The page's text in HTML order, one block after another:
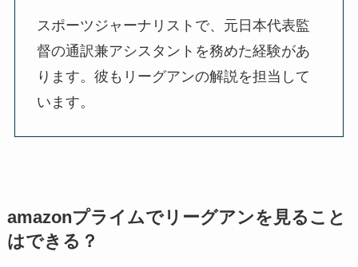
スポーツジャーナリストで、元日本代表監
督の通訳兼アシスタントを務めた経験があ
ります。彼もリーグアンの解説を担当して
います。
amazonプライムでリーグアンを見ること
はできる？